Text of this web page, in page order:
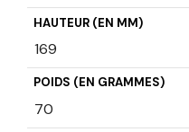
HAUTEUR (EN MM)
169
POIDS (EN GRAMMES)
70